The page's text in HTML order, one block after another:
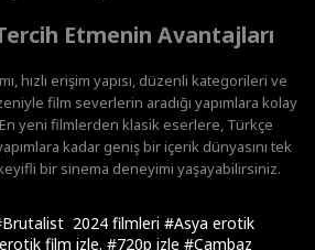
Etmenin Avantajları
hızlı erişim yapısı, düzenli kategorileri ve
film severlerin aradığı yapımlara kolay
En yeni filmlerden klasik eserlere, Türkçe
kadar geniş bir içerik dünyasını tek
bir sinema deneyimi yaşayabilirsiniz.
2024 filmleri #Asya erotik
film izle. #720p izle #Cambaz